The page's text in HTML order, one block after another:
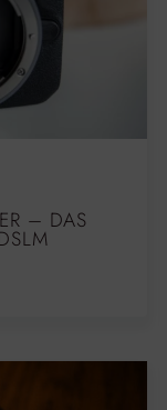
– DAS